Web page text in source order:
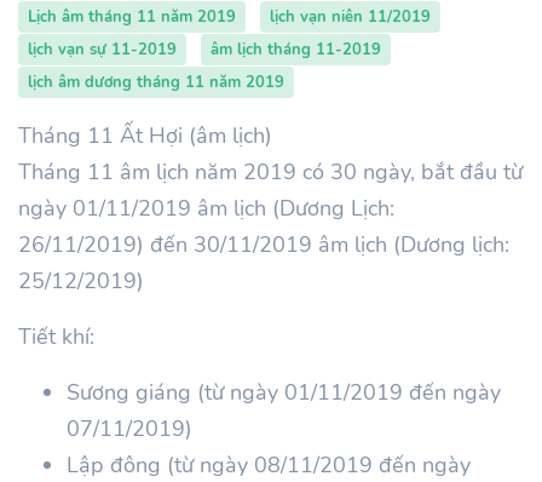
Lịch âm tháng 11 năm 2019
lịch vạn niên 11/2019
lịch vạn sự 11-2019
âm lịch tháng 11-2019
lịch âm dương tháng 11 năm 2019
Tháng 11 Ất Hợi (âm lịch)
Tháng 11 âm lịch năm 2019 có 30 ngày, bắt đầu từ
ngày 01/11/2019 âm lịch (Dương Lịch:
26/11/2019) đến 30/11/2019 âm lịch (Dương lịch:
25/12/2019)
Tiết khí:
Sương giáng (từ ngày 01/11/2019 đến ngày
07/11/2019)
Lập đông (từ ngày 08/11/2019 đến ngày